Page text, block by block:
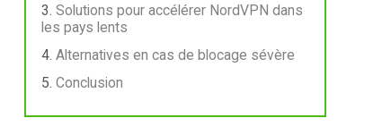
Solutions pour accélérer NordVPN dans
les pays lents
Alternatives en cas de blocage sévère
Conclusion